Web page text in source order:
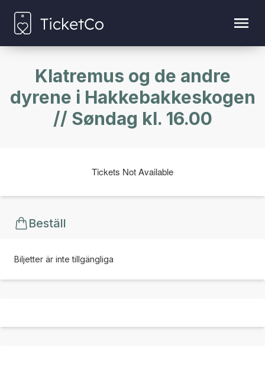
Klatremus og de andre
dyrene i Hakkebakkeskogen
// Søndag kl. 16.00
Tickets Not Available
Beställ
Biljetter är inte tillgängliga